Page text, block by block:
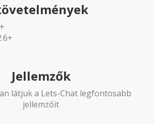
Jellemzők
látjuk a Lets-Chat legfontosabb
jellemzőit